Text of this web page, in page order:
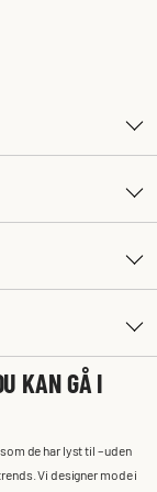
KAN GÅ I
de har lyst til – uden
Vi designer mode i